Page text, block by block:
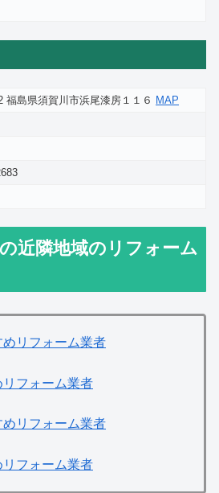
福島県須賀川市浜尾漆房１１６ MAP
近隣地域のリフォーム
リフォーム業者
フォーム業者
リフォーム業者
フォーム業者